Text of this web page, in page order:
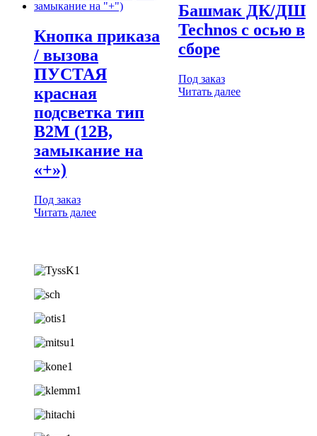
Кнопка приказа
/ вызова
ПУСТАЯ
красная
подсветка тип
B2M (12В,
замыкание на
«+»)
Под заказ
Читать далее
Башмак ДК/ДШ
Technos с осью в
сборе
Под заказ
Читать далее